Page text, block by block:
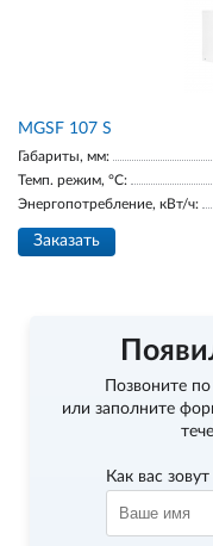
MGSF 107 S
Габариты, мм:
Темп. режим, °С:
Энергопотребление, кВт/ч:
Заказать
Позвоните
или заполните
Как вас зовут